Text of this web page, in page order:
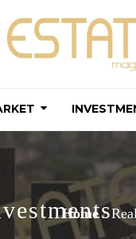
Home